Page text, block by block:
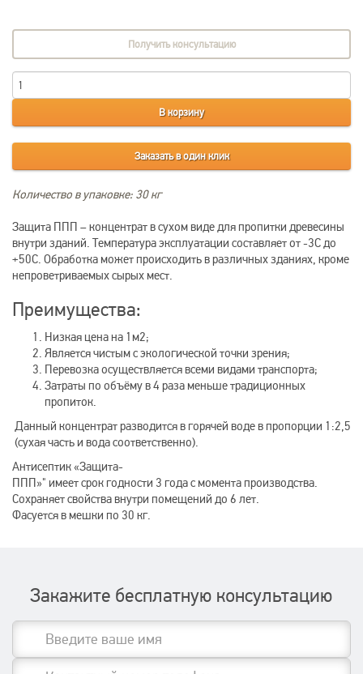
Получить консультацию
В корзину
Заказать в один клик
Количество в упаковке: 30 кг
Защита ППП – концентрат в сухом виде для пропитки древесины
внутри зданий. Температура эксплуатации составляет от -3С до
+50С. Обработка может происходить в различных зданиях, кроме
непроветриваемых сырых мест.
Преимущества:
Низкая цена на 1м2;
Является чистым с экологической точки зрения;
Перевозка осуществляется всеми видами транспорта;
Затраты по объёму в 4 раза меньше традиционных
пропиток.
Данный концентрат разводится в горячей воде в пропорции 1:2,5
(сухая часть и вода соответственно).
Антисептик «Защита-
ППП»" имеет срок годности 3 года с момента производства.
Сохраняет свойства внутри помещений до 6 лет.
Фасуется в мешки по 30 кг.
Закажите бесплатную консультацию